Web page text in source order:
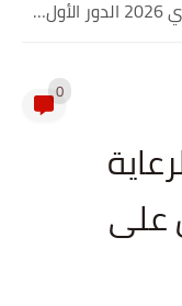
نتائج السادس الإعدادي 2026 الدور الأول PDF كربلاء المقدسة| موقع...
0
على